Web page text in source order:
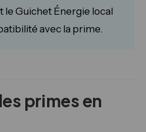
le Guichet Énergie local
avec la prime.
primes en